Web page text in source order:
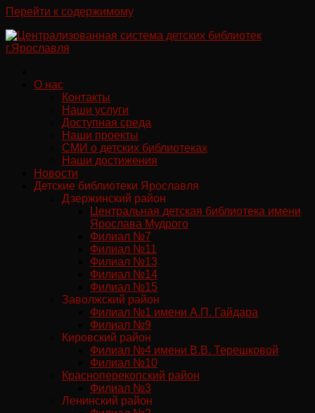
Перейти к содержимому
О нас
Контакты
Наши услуги
Доступная среда
Наши проекты
СМИ о детских библиотеках
Наши достижения
Новости
Детские библиотеки Ярославля
Дзержинский район
Центральная детская библиотека имени
Ярослава Мудрого
Филиал №7
Филиал №11
Филиал №13
Филиал №14
Филиал №15
Заволжский район
Филиал №1 имени А.П. Гайдара
Филиал №9
Кировский район
Филиал №4 имени В.В. Терешковой
Филиал №10
Красноперекопский район
Филиал №3
Ленинский район